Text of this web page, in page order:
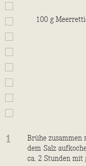
100 g
1
Brühe zusammen
dem Salz
ca. 2 Stunden mit